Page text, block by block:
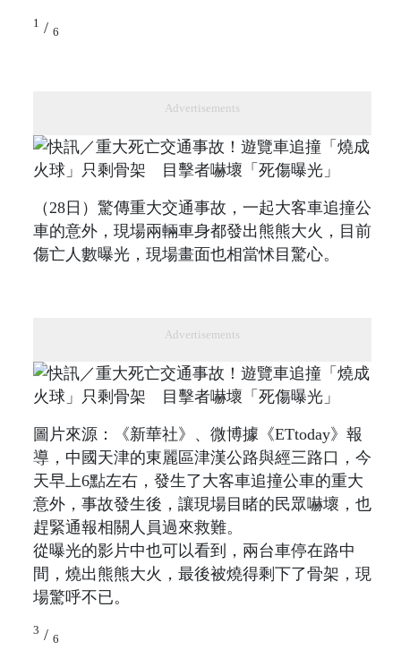
1 / 6
Advertisements
（28日）驚傳重大交通事故，一起大客車追撞公
車的意外，現場兩輛車身都發出熊熊大火，目前
傷亡人數曝光，現場畫面也相當怵目驚心。
Advertisements
圖片來源：《新華社》、微博據《ETtoday》報
導，中國天津的東麗區津漢公路與經三路口，今
天早上6點左右，發生了大客車追撞公車的重大
意外，事故發生後，讓現場目睹的民眾嚇壞，也
趕緊通報相關人員過來救難。
從曝光的影片中也可以看到，兩台車停在路中
間，燒出熊熊大火，最後被燒得剩下了骨架，現
場驚呼不已。
3 / 6